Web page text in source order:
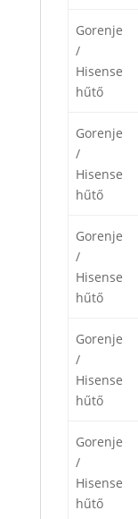
Gorenje
/
Hisense
hűtő
Gorenje
/
Hisense
hűtő
Gorenje
/
Hisense
hűtő
Gorenje
/
Hisense
hűtő
Gorenje
/
Hisense
hűtő